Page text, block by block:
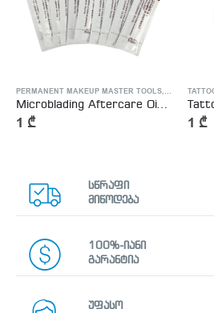
MASTER SUPPLIES
PERMANENT MAKEUP MASTER TOOLS, TATTOO
1 ₾ 1 ₾
სწრაფი
მიწოდება
100%-იანი
გარანტია
უფასო